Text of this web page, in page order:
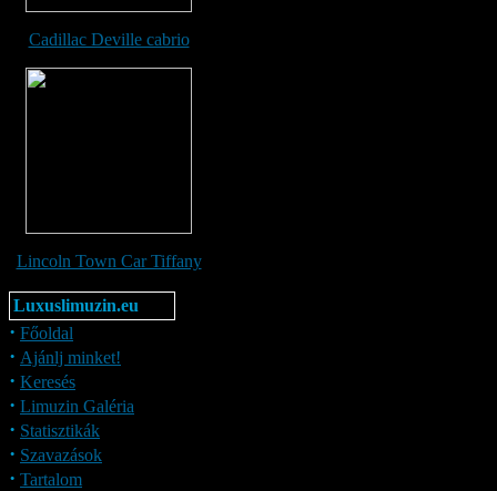
Cadillac Deville cabrio
Lincoln Town Car Tiffany
Luxuslimuzin.eu
· Főoldal
· Ajánlj minket!
· Keresés
· Limuzin Galéria
· Statisztikák
· Szavazások
· Tartalom